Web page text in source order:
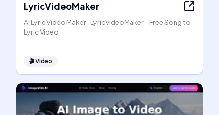
LyricVideoMaker
AI Lyric Video Maker | LyricVideoMaker - Free Song to
Lyric Video
🎬Video